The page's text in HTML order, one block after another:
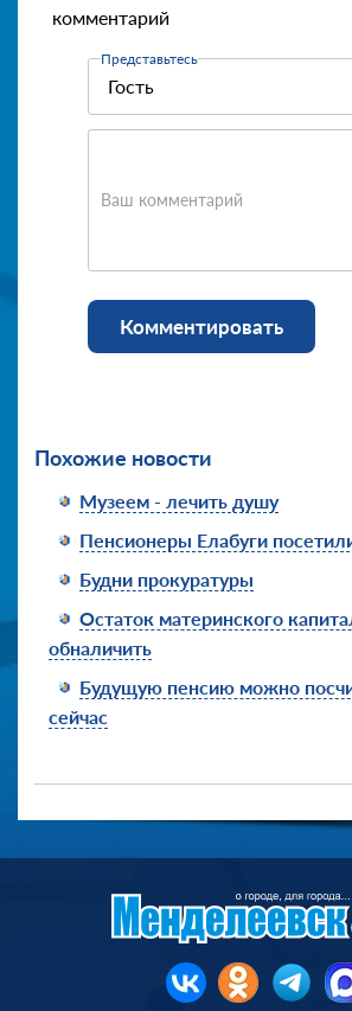
комментарий
Представьтесь
Ваш комментарий
Комментировать
Похожие новости
Музеем - лечить душу
Пенсионеры Елабуги
Будни прокуратуры
Остаток материнского
обналичить
Будущую пенсию можно
сейчас